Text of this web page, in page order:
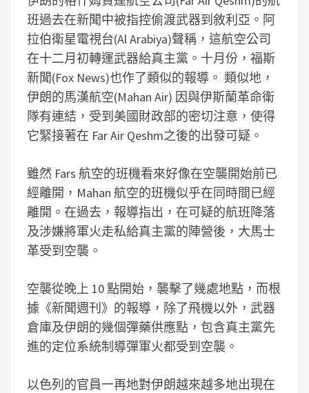
班過去在新聞中被指控偷渡武器到敘利亞。阿
拉伯衛星電視台(Al Arabiya)聲稱，這航空公司
在十二月初轉運武器給真主黨。十月份，福斯
新聞(Fox News)也作了類似的報導。 類似地，
伊朗的馬漢航空(Mahan Air) 因與伊斯蘭革命衛
隊有連結，受到美國財政部的密切注意，使得
它緊接著在 Far Air Qeshm之後的出發可疑。
雖然 Fars 航空的班機看來好像在空襲開始前已
經離開，Mahan 航空的班機似乎在同時間已經
離開。在過去，報導指出，在可疑的航班降落
及涉嫌將軍火走私給真主黨的陣營後，大馬士
革受到空襲。
空襲從晚上 10 點開始，襲擊了幾處地點，而根
據《新聞週刊》的報導，除了飛機以外，武器
倉庫及伊朗的幾個彈藥供應點，包含真主黨先
進的定位系統制導彈軍火都受到空襲。
以色列的官員一再地對伊朗越來越多地出現在